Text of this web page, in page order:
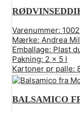
Varenummer:
Mærke: Andrea
Emballage: Plast
Pakning: 2 x 5 l
Kartoner pr palle:
BALSAMICO